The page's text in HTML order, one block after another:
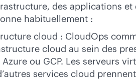
des applications
habituellement :
cloud : CloudOps
cloud au sein des
Azure ou GCP. Les serveurs
services cloud